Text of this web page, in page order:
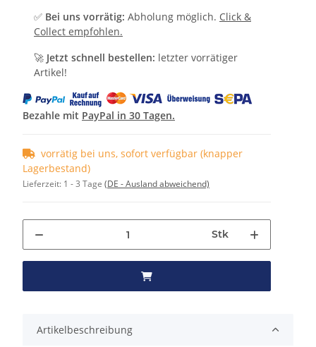
✅ Bei uns vorrätig: Abholung möglich. Click &
Collect empfohlen.
🚀 Jetzt schnell bestellen: letzter vorrätiger
Artikel!
Bezahle mit PayPal in 30 Tagen.
vorrätig bei uns, sofort verfügbar (knapper
Lagerbestand)
Lieferzeit: 1 - 3 Tage (DE - Ausland abweichend)
Stk
Artikelbeschreibung